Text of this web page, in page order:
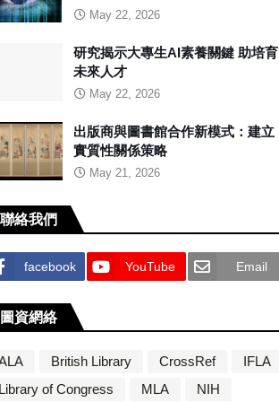
May 22, 2026
研究揭示大專生AI素養關鍵 助培育
未來人才
May 22, 2026
出版商與圖書館合作新模式：建立
實質性關係策略
May 21, 2026
聯絡我們
facebook YouTube Email
圖資網絡
British Library CrossRef
IFLA
of Congress
MLA NIH